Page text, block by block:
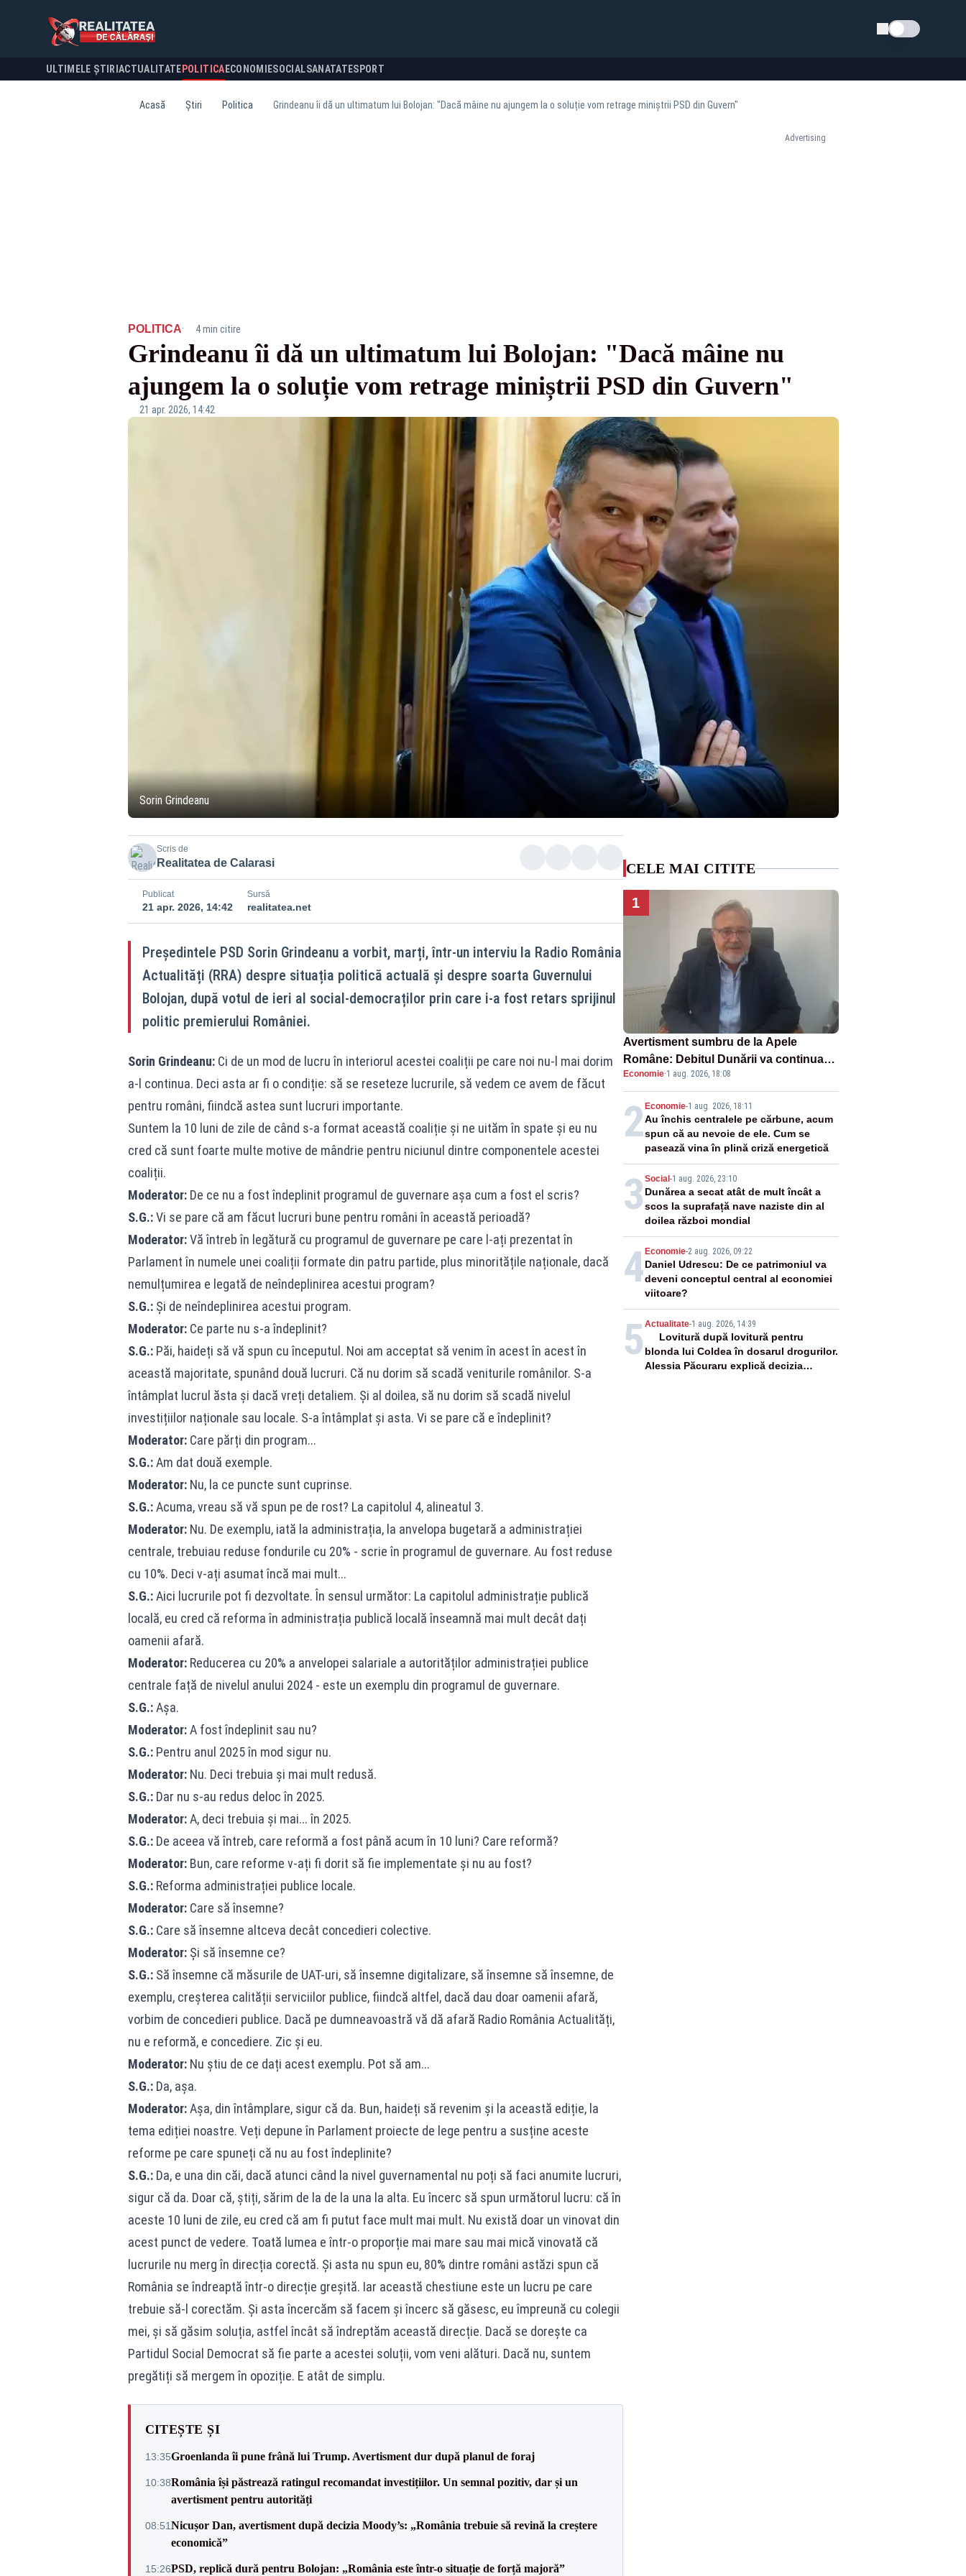
Schimba tema
ULTIMELE ȘTIRI ACTUALITATE POLITICA ECONOMIESOCIALSANATATESPORT
Acasă Știri Politica Grindeanu îi dă un ultimatum lui Bolojan: "Dacă mâine nu ajungem la o soluție vom retrage miniștrii PSD din Guvern"
Advertising
POLITICA· 4 min citire
Grindeanu îi dă un ultimatum lui Bolojan: "Dacă mâine nu
ajungem la o soluție vom retrage miniștrii PSD din Guvern"
21 apr. 2026, 14:42
Sorin Grindeanu
Scris de
Realitatea de Calarasi
Publicat
21 apr. 2026, 14:42
Sursă
realitatea.net
Președintele PSD Sorin Grindeanu a vorbit, marți, într-un interviu la Radio România
Actualități (RRA) despre situația politică actuală și despre soarta Guvernului
Bolojan, după votul de ieri al social-democraților prin care i-a fost retars sprijinul
politic premierului României.
Sorin Grindeanu:Ci de un mod de lucru în interiorul acestei coaliții pe care noi nu-l mai dorim
a-l continua. Deci asta ar fi o condiție: să se reseteze lucrurile, să vedem ce avem de făcut
pentru români, fiindcă astea sunt lucruri importante.
Suntem la 10 luni de zile de când s-a format această coaliție și ne uităm în spate și eu nu
cred că sunt foarte multe motive de mândrie pentru niciunul dintre componentele acestei
coaliții.
Moderator:De ce nu a fost îndeplinit programul de guvernare așa cum a fost el scris?
S.G.:Vi se pare că am făcut lucruri bune pentru români în această perioadă?
Moderator:Vă întreb în legătură cu programul de guvernare pe care l-ați prezentat în
Parlament în numele unei coaliții formate din patru partide, plus minoritățile naționale, dacă
nemulțumirea e legată de neîndeplinirea acestui program?
S.G.:Și de neîndeplinirea acestui program.
Moderator:Ce parte nu s-a îndeplinit?
S.G.:Păi, haideți să vă spun cu începutul. Noi am acceptat să venim în acest în acest în
această majoritate, spunând două lucruri. Că nu dorim să scadă veniturile românilor. S-a
întâmplat lucrul ăsta și dacă vreți detaliem. Și al doilea, să nu dorim să scadă nivelul
investițiilor naționale sau locale. S-a întâmplat și asta. Vi se pare că e îndeplinit?
Moderator:Care părți din program...
S.G.:Am dat două exemple.
Moderator:Nu, la ce puncte sunt cuprinse.
S.G.:Acuma, vreau să vă spun pe de rost? La capitolul 4, alineatul 3.
Moderator:Nu. De exemplu, iată la administrația, la anvelopa bugetară a administrației
centrale, trebuiau reduse fondurile cu 20% - scrie în programul de guvernare. Au fost reduse
cu 10%. Deci v-ați asumat încă mai mult...
S.G.:Aici lucrurile pot fi dezvoltate. În sensul următor: La capitolul administrație publică
locală, eu cred că reforma în administrația publică locală înseamnă mai mult decât dați
oamenii afară.
Moderator:Reducerea cu 20% a anvelopei salariale a autorităților administrației publice
centrale față de nivelul anului 2024 - este un exemplu din programul de guvernare.
S.G.:Așa.
Moderator:A fost îndeplinit sau nu?
S.G.:Pentru anul 2025 în mod sigur nu.
Moderator:Nu. Deci trebuia și mai mult redusă.
S.G.:Dar nu s-au redus deloc în 2025.
Moderator:A, deci trebuia și mai... în 2025.
S.G.:De aceea vă întreb, care reformă a fost până acum în 10 luni? Care reformă?
Moderator:Bun, care reforme v-ați fi dorit să fie implementate și nu au fost?
S.G.:Reforma administrației publice locale.
Moderator:Care să însemne?
S.G.:Care să însemne altceva decât concedieri colective.
Moderator:Și să însemne ce?
S.G.:Să însemne că măsurile de UAT-uri, să însemne digitalizare, să însemne să însemne, de
exemplu, creșterea calității serviciilor publice, fiindcă altfel, dacă dau doar oamenii afară,
vorbim de concedieri publice. Dacă pe dumneavoastră vă dă afară Radio România Actualități,
nu e reformă, e concediere. Zic și eu.
Moderator:Nu știu de ce dați acest exemplu. Pot să am...
S.G.:Da, așa.
Moderator:Așa, din întâmplare, sigur că da. Bun, haideți să revenim și la această ediție, la
tema ediției noastre. Veți depune în Parlament proiecte de lege pentru a susține aceste
reforme pe care spuneți că nu au fost îndeplinite?
S.G.:Da, e una din căi, dacă atunci când la nivel guvernamental nu poți să faci anumite lucruri,
sigur că da. Doar că, știți, sărim de la de la una la alta. Eu încerc să spun următorul lucru: că în
aceste 10 luni de zile, eu cred că am fi putut face mult mai mult. Nu există doar un vinovat din
acest punct de vedere. Toată lumea e într-o proporție mai mare sau mai mică vinovată că
lucrurile nu merg în direcția corectă. Și asta nu spun eu, 80% dintre români astăzi spun că
România se îndreaptă într-o direcție greșită. Iar această chestiune este un lucru pe care
trebuie să-l corectăm. Și asta încercăm să facem și încerc să găsesc, eu împreună cu colegii
mei, și să găsim soluția, astfel încât să îndreptăm această direcție. Dacă se dorește ca
Partidul Social Democrat să fie parte a acestei soluții, vom veni alături. Dacă nu, suntem
pregătiți să mergem în opoziție. E atât de simplu.
CITEȘTE ȘI
13:35Groenlanda îi pune frână lui Trump. Avertisment dur după planul de foraj
10:38România își păstrează ratingul recomandat investițiilor. Un semnal pozitiv, dar și un
avertisment pentru autorități
08:51Nicușor Dan, avertisment după decizia Moody’s: „România trebuie să revină la creștere
economică”
15:26PSD, replică dură pentru Bolojan: „România este într-o situație de forță majoră”
CELE MAI CITITE
1
Avertisment sumbru de la Apele
Române: Debitul Dunării va continua
să scadă. Cernavodă s-ar putea închide
în 4 zile
Economie·1 aug. 2026, 18:08
2 Economie-1 aug. 2026, 18:11
Au închis centralele pe cărbune, acum
spun că au nevoie de ele. Cum se
pasează vina în plină criză energetică
3 Social -1 aug. 2026, 23:10
Dunărea a secat atât de mult încât a
scos la suprafață nave naziste din al
doilea război mondial
4 Economie-2 aug. 2026, 09:22
Daniel Udrescu: De ce patrimoniul va
deveni conceptul central al economiei
viitoare?
5 Actualitate-1 aug. 2026, 14:39
Lovitură după lovitură pentru
blonda lui Coldea în dosarul drogurilor.
Alessia Păcuraru explică decizia